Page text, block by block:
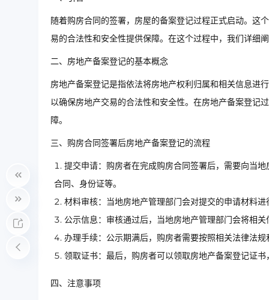
随着购房合同的签署，房屋的备案登记过程正式启动。这
易的合法性和安全性提供保障。在这个过程中，我们详细
二、房地产备案登记的基本概念
房地产备案登记是指依法将房地产权利归属和相关信息进
以确保房地产交易的合法性和安全性。在房地产备案登记
障。
三、购房合同签署后房地产备案登记的流程
提交申请：购房者在完成购房合同签署后，需要向当
合同、身份证等。
材料审核：当地房地产管理部门会对提交的申请材料
公示信息：审核通过后，当地房地产管理部门会将相
办理手续：公示期满后，购房者需要按照相关法律法
领取证书：最后，购房者可以领取房地产备案登记证
四、注意事项